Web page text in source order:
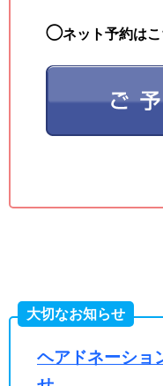
◯ネット予約はこ
大切なお知らせ
ヘアドネーショ